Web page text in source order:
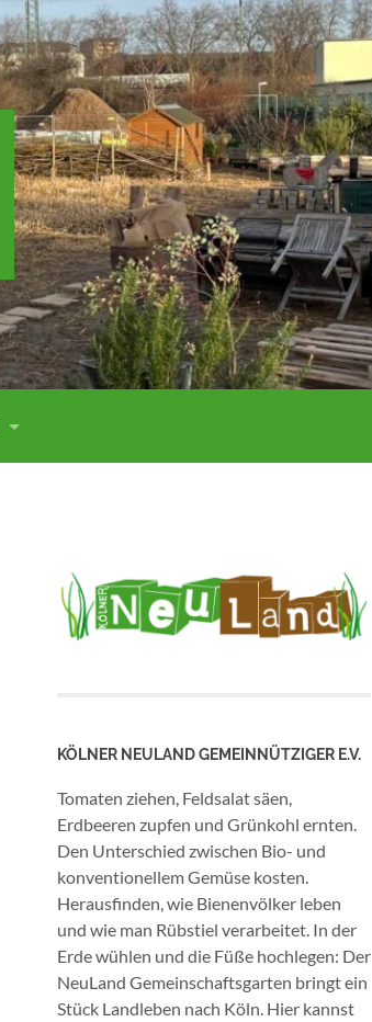
KÖLNER NEULAND GEMEINNÜTZIGER E.V.
Tomaten ziehen, Feldsalat säen,
Erdbeeren zupfen und Grünkohl ernten.
Den Unterschied zwischen Bio- und
konventionellem Gemüse kosten.
Herausfinden, wie Bienenvölker leben
und wie man Rübstiel verarbeitet. In der
Erde wühlen und die Füße hochlegen: Der
NeuLand Gemeinschaftsgarten bringt ein
Stück Landleben nach Köln. Hier kannst